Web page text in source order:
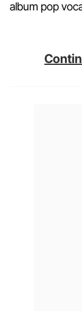
album pop